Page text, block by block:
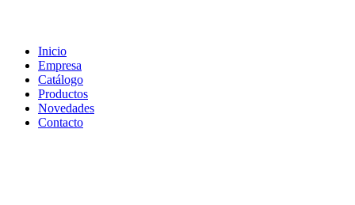
Inicio
Empresa
Catálogo
Productos
Novedades
Contacto